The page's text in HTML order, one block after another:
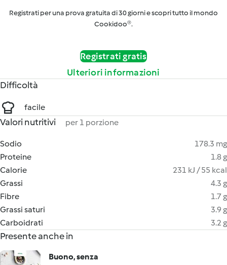
Registrati per una prova gratuita di 30 giorni e scopri tutto il mondo
Cookidoo®.
Registrati gratis
Ulteriori informazioni
Difficoltà
facile
Valori nutritivi per 1 porzione
Sodio
178.3 mg
Proteine
1.8 g
Calorie
231 kJ / 55 kcal
Grassi
4.3 g
Fibre
1.7 g
Grassi saturi
3.9 g
Carboidrati
3.2 g
Presente anche in
Buono, senza